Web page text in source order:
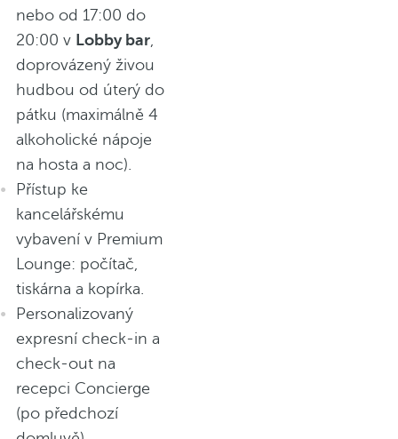
nebo od 17:00 do
20:00 v Lobby bar,
doprovázený živou
hudbou od úterý do
pátku (maximálně 4
alkoholické nápoje
na hosta a noc).
Přístup ke
kancelářskému
vybavení v Premium
Lounge: počítač,
tiskárna a kopírka.
Personalizovaný
expresní check-in a
check-out na
recepci Concierge
(po předchozí